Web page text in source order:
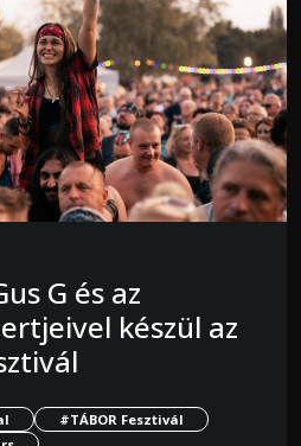
G és az
készül az
#TÁBOR Fesztivál